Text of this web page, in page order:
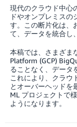
現代のクラウド中心
ドやオンプレミスの
す。この断片化は、
て、データを統合し
本稿では、さまざま
Platform (GCP)
ることなく、データ
これにより、クラウ
とオーバーヘッドを
ML プロジェクトで
ようになります。